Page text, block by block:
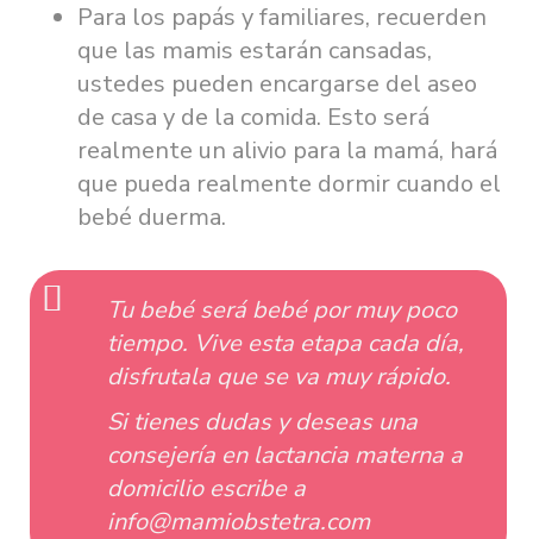
Para los papás y familiares, recuerden
que las mamis estarán cansadas,
ustedes pueden encargarse del aseo
de casa y de la comida. Esto será
realmente un alivio para la mamá, hará
que pueda realmente dormir cuando el
bebé duerma.
Tu bebé será bebé por muy poco
tiempo. Vive esta etapa cada día,
disfrutala que se va muy rápido.
Si tienes dudas y deseas una
consejería en lactancia materna a
domicilio escribe a
info@mamiobstetra.com